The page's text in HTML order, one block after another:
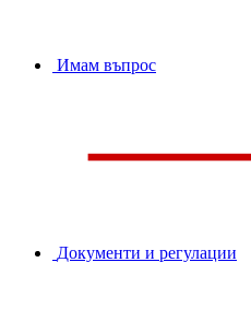
Имам въпрос
Документи и регулации